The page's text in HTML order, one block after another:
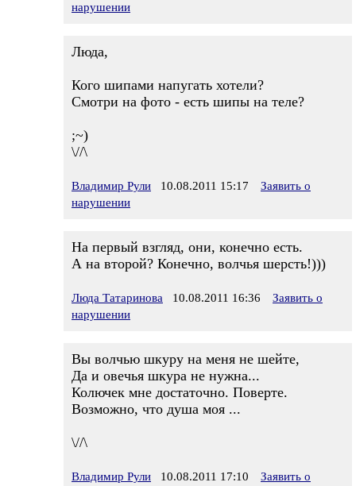
нарушении
Люда,
Кого шипами напугать хотели?
Смотри на фото - есть шипы на теле?
;~)
\//\
Владимир Рули 10.08.2011 15:17
Заявить о
нарушении
На первый взгляд, они, конечно есть.
А на второй? Конечно, волчья шерсть!)))
Люда Татаринова 10.08.2011 16:36
Заявить о
нарушении
Вы волчью шкуру на меня не шейте,
Да и овечья шкура не нужна...
Колючек мне достаточно. Поверте.
Возможно, что душа моя ...
\//\
Владимир Рули 10.08.2011 17:10
Заявить о